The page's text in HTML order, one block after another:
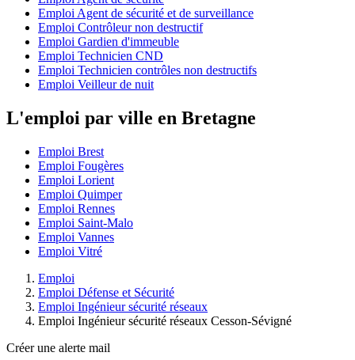
Emploi Agent de sécurité et de surveillance
Emploi Contrôleur non destructif
Emploi Gardien d'immeuble
Emploi Technicien CND
Emploi Technicien contrôles non destructifs
Emploi Veilleur de nuit
L'emploi par ville en Bretagne
Emploi Brest
Emploi Fougères
Emploi Lorient
Emploi Quimper
Emploi Rennes
Emploi Saint-Malo
Emploi Vannes
Emploi Vitré
Emploi
Emploi Défense et Sécurité
Emploi Ingénieur sécurité réseaux
Emploi Ingénieur sécurité réseaux Cesson-Sévigné
Créer une alerte mail